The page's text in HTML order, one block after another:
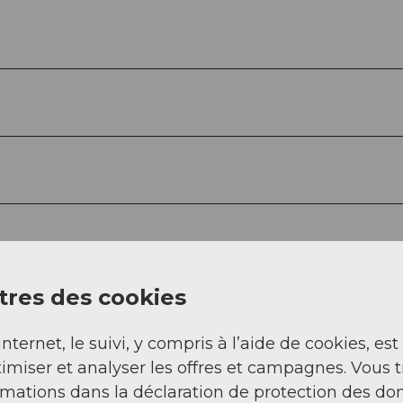
des cookies
le suivi, y compris à l’aide de cookies,
et analyser les offres et campagnes. Vous
dans la déclaration de protection des